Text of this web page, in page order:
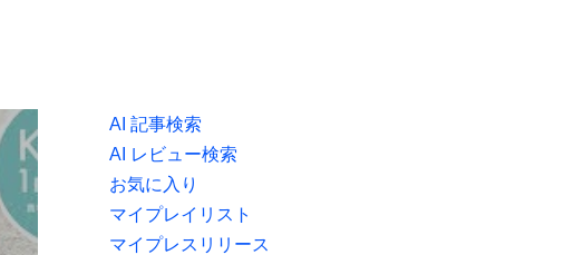
AI 記事検索
AI レビュー検索
お気に入り
マイプレイリスト
マイプレスリリース